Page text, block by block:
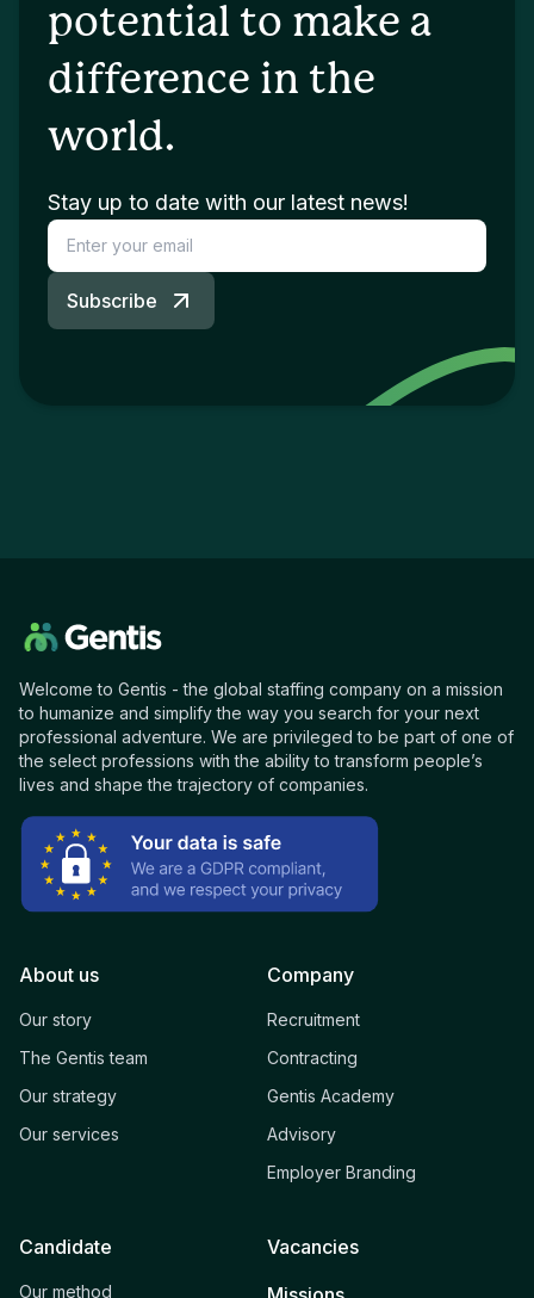
potential to make a
difference in the
world.
Stay up to date with our latest news!
Subscribe
Welcome to Gentis - the global staffing company on a mission
to humanize and simplify the way you search for your next
professional adventure. We are privileged to be part of one of
the select professions with the ability to transform people’s
lives and shape the trajectory of companies.
About us
Our story
The Gentis team
Our strategy
Our services
Company
Recruitment
Contracting
Gentis Academy
Advisory
Employer Branding
Candidate
Our method
Vacancies